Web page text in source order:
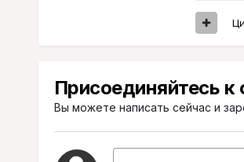
Присоединяйтесь
Вы можете написать сейчас и